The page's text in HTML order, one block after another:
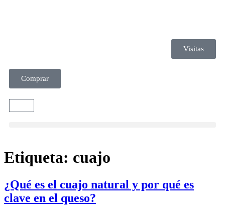
Visitas
Comprar
Etiqueta: cuajo
¿Qué es el cuajo natural y por qué es
clave en el queso?